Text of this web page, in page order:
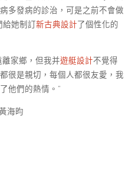
多發病的診治，可是之前不會做
給她制訂新古典設計了個性化的
離家鄉，但我并遊艇設計不覺得
很是親切，每個人都很友愛，我
他們的熱情。”
海昀